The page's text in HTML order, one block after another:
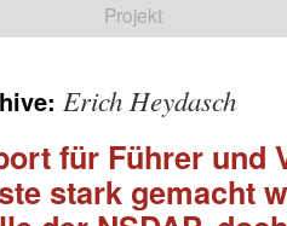
Projekt
Erich Heydasch
für Führer und
stark gemacht